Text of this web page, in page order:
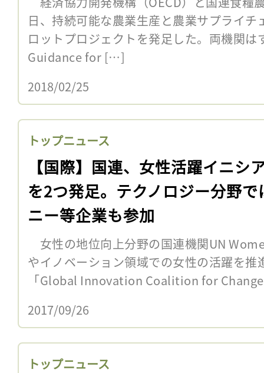
日、持続可能な農業生産と農業サプライ
ロットプロジェクトを発足した。両機関は
Guidance for […]
2018/02/25
トップニュース
【国際】国連、女性活躍イニシ
を2つ発足。テクノロジー分野で
ニー等企業も参加
女性の地位向上分野の国連機関UN
やイノベーション領域での女性の活躍を推
「Global Innovation Coalition for
2017/09/26
トップニュース